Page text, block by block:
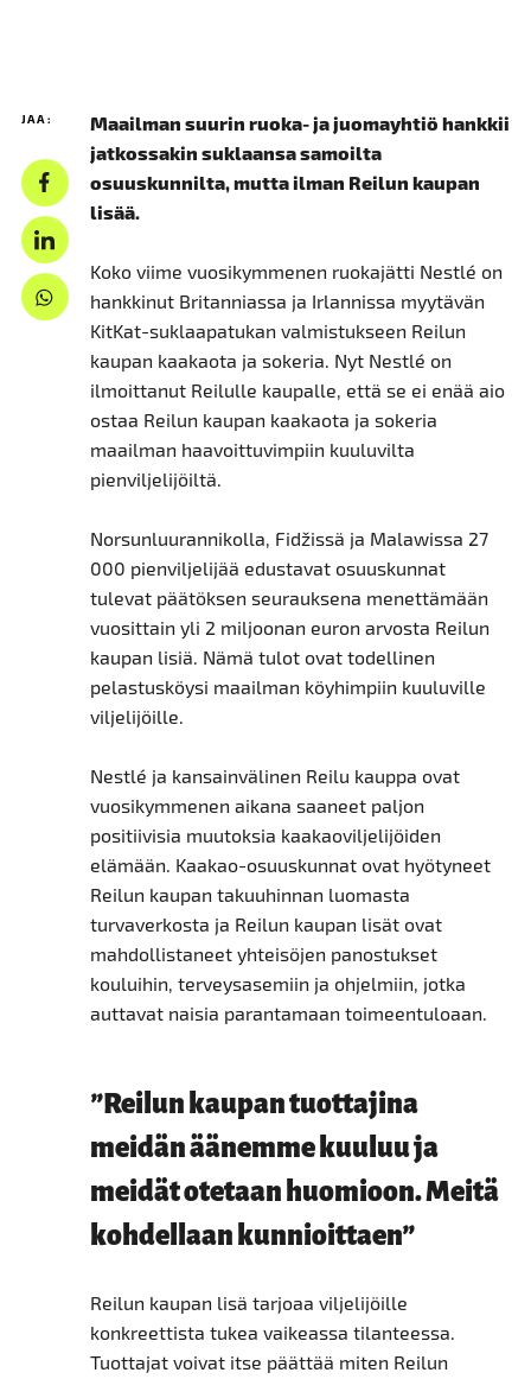
JAA:
Maailman suurin ruoka- ja juomayhtiö hankkii
jatkossakin suklaansa samoilta
osuuskunnilta, mutta ilman Reilun kaupan
lisää.
Koko viime vuosikymmenen ruokajätti Nestlé on
hankkinut Britanniassa ja Irlannissa myytävän
KitKat-suklaapatukan valmistukseen Reilun
kaupan kaakaota ja sokeria. Nyt Nestlé on
ilmoittanut Reilulle kaupalle, että se ei enää aio
ostaa Reilun kaupan kaakaota ja sokeria
maailman haavoittuvimpiin kuuluvilta
pienviljelijöiltä.
Norsunluurannikolla, Fidžissä ja Malawissa 27
000 pienviljelijää edustavat osuuskunnat
tulevat päätöksen seurauksena menettämään
vuosittain yli 2 miljoonan euron arvosta Reilun
kaupan lisiä. Nämä tulot ovat todellinen
pelastusköysi maailman köyhimpiin kuuluville
viljelijöille.
Nestlé ja kansainvälinen Reilu kauppa ovat
vuosikymmenen aikana saaneet paljon
positiivisia muutoksia kaakaoviljelijöiden
elämään. Kaakao-osuuskunnat ovat hyötyneet
Reilun kaupan takuuhinnan luomasta
turvaverkosta ja Reilun kaupan lisät ovat
mahdollistaneet yhteisöjen panostukset
kouluihin, terveysasemiin ja ohjelmiin, jotka
auttavat naisia ​​parantamaan toimeentuloaan.
”Reilun kaupan tuottajina
meidän äänemme kuuluu ja
meidät otetaan huomioon. Meitä
kohdellaan kunnioittaen”
Reilun kaupan lisä tarjoaa viljelijöille
konkreettista tukea vaikeassa tilanteessa.
Tuottajat voivat itse päättää miten Reilun